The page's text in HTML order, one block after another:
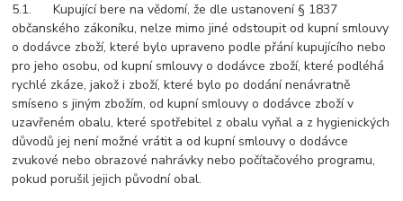
5.1. Kupující bere na vědomí, že dle ustanovení § 1837
občanského zákoníku, nelze mimo jiné odstoupit od kupní smlouvy
o dodávce zboží, které bylo upraveno podle přání kupujícího nebo
pro jeho osobu, od kupní smlouvy o dodávce zboží, které podléhá
rychlé zkáze, jakož i zboží, které bylo po dodání nenávratně
smíseno s jiným zbožím, od kupní smlouvy o dodávce zboží v
uzavřeném obalu, které spotřebitel z obalu vyňal a z hygienických
důvodů jej není možné vrátit a od kupní smlouvy o dodávce
zvukové nebo obrazové nahrávky nebo počítačového programu,
pokud porušil jejich původní obal.